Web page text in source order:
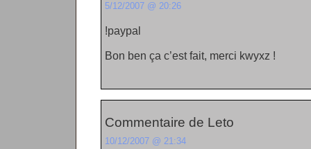
5/12/2007 @ 20:26
!paypal
Bon ben ça c’est fait, merci kwyxz !
Commentaire de Leto
10/12/2007 @ 21:34